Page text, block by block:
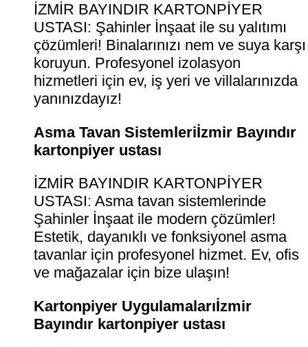
İZMİR BAYINDIR KARTONPİYER
USTASI: Şahinler İnşaat ile su yalıtımı
çözümleri! Binalarınızı nem ve suya karşı
koruyun. Profesyonel izolasyon
hizmetleri için ev, iş yeri ve villalarınızda
yanınızdayız!
Asma Tavan Sistemleriİzmir Bayındır
kartonpiyer ustası
İZMİR BAYINDIR KARTONPİYER
USTASI: Asma tavan sistemlerinde
Şahinler İnşaat ile modern çözümler!
Estetik, dayanıklı ve fonksiyonel asma
tavanlar için profesyonel hizmet. Ev, ofis
ve mağazalar için bize ulaşın!
Kartonpiyer Uygulamalarıİzmir
Bayındır kartonpiyer ustası